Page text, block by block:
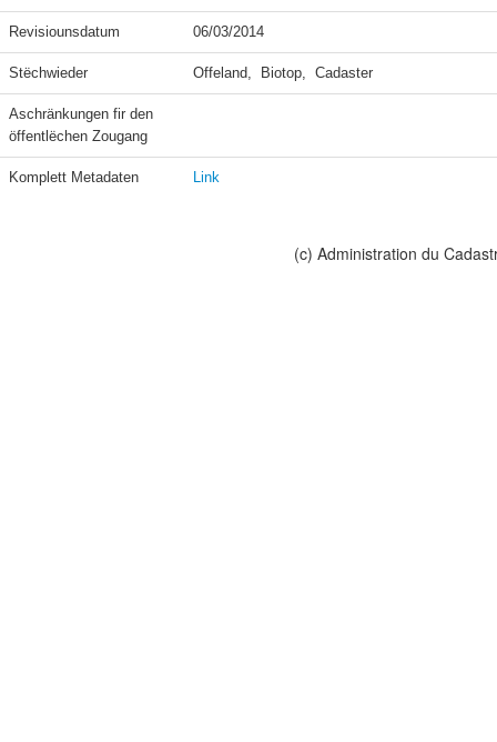
Revisiounsdatum 06/03/2014
Stëchwieder Offeland,  Biotop,  Cadaster
Aschränkungen fir den
öffentlëchen Zougang
Komplett Metadaten Link
(c) Administration du